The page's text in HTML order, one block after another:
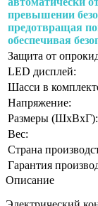
превышении
предотвращая
обеспечивая
Защита от
LED дисплей:
Шасси в
Напряжение:
Размеры (ШхВхГ):
Вес:
Страна
Гарантия
Описание